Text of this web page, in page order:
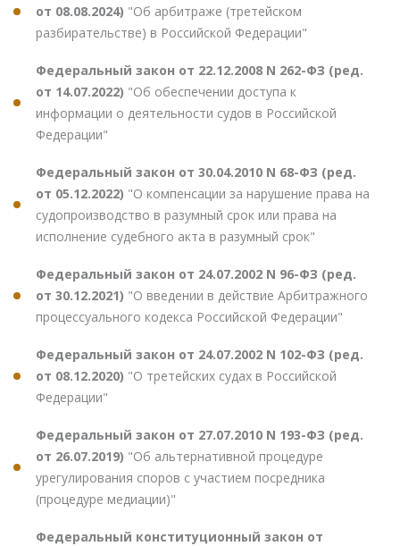
от 08.08.2024) "Об арбитраже (третейском
разбирательстве) в Российской Федерации"
Федеральный закон от 22.12.2008 N 262-ФЗ (ред.
от 14.07.2022) "Об обеспечении доступа к
информации о деятельности судов в Российской
Федерации"
Федеральный закон от 30.04.2010 N 68-ФЗ (ред.
от 05.12.2022) "О компенсации за нарушение права на
судопроизводство в разумный срок или права на
исполнение судебного акта в разумный срок"
Федеральный закон от 24.07.2002 N 96-ФЗ (ред.
от 30.12.2021) "О введении в действие Арбитражного
процессуального кодекса Российской Федерации"
Федеральный закон от 24.07.2002 N 102-ФЗ (ред.
от 08.12.2020) "О третейских судах в Российской
Федерации"
Федеральный закон от 27.07.2010 N 193-ФЗ (ред.
от 26.07.2019) "Об альтернативной процедуре
урегулирования споров с участием посредника
(процедуре медиации)"
Федеральный конституционный закон от